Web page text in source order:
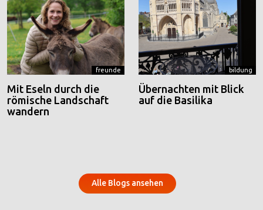
freunde
Mit Eseln durch die
römische Landschaft
wandern
bildung
Übernachten mit Blick
auf die Basilika
Alle Blogs ansehen